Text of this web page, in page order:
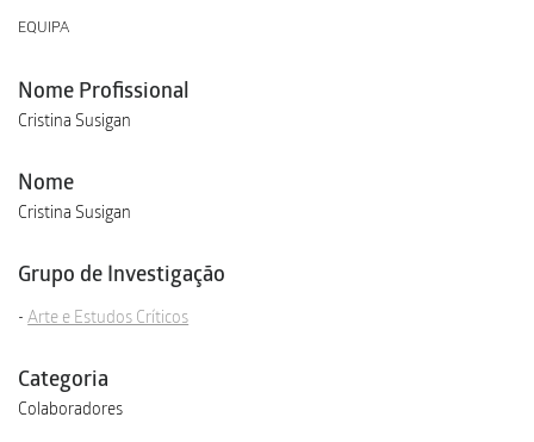
EQUIPA
Nome Profissional
Cristina Susigan
Nome
Cristina Susigan
Grupo de Investigação
Arte e Estudos Críticos
Categoria
Colaboradores